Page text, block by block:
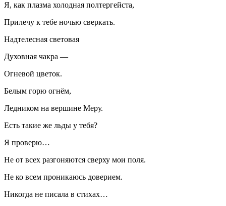
Я, как плазма холодная полтергейста,
Прилечу к тебе ночью сверкать.
Надтелесная световая
Духовная чакра —
Огневой цветок.
Белым горю огнём,
Ледником на вершине Меру.
Есть такие же льды у тебя?
Я проверю…
Не от всех разгоняются сверху мои поля.
Не ко всем проникаюсь доверием.
Никогда не писала в стихах…